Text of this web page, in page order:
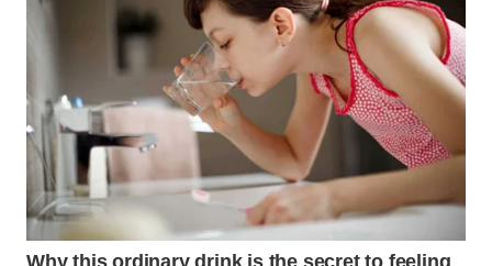
WAHANA
INFRASTRUKTUR
WAHANA
KONSUMEN
WAHANA
LISTRIK
WAHANA